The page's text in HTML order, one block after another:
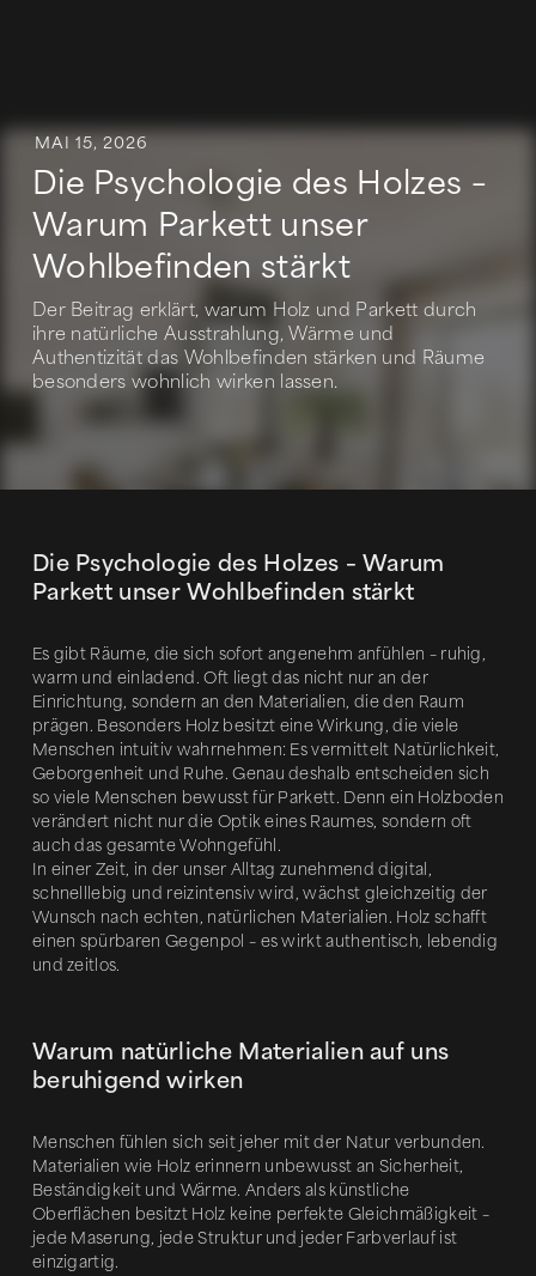
MAI 15, 2026
Die Psychologie des Holzes –
Warum Parkett unser
Wohlbefinden stärkt
Der Beitrag erklärt, warum Holz und Parkett durch
ihre natürliche Ausstrahlung, Wärme und
Authentizität das Wohlbefinden stärken und Räume
besonders wohnlich wirken lassen.
Die Psychologie des Holzes – Warum
Parkett unser Wohlbefinden stärkt
Es gibt Räume, die sich sofort angenehm anfühlen – ruhig,
warm und einladend. Oft liegt das nicht nur an der
Einrichtung, sondern an den Materialien, die den Raum
prägen. Besonders Holz besitzt eine Wirkung, die viele
Menschen intuitiv wahrnehmen: Es vermittelt Natürlichkeit,
Geborgenheit und Ruhe. Genau deshalb entscheiden sich
so viele Menschen bewusst für Parkett. Denn ein Holzboden
verändert nicht nur die Optik eines Raumes, sondern oft
auch das gesamte Wohngefühl.
In einer Zeit, in der unser Alltag zunehmend digital,
schnelllebig und reizintensiv wird, wächst gleichzeitig der
Wunsch nach echten, natürlichen Materialien. Holz schafft
einen spürbaren Gegenpol – es wirkt authentisch, lebendig
und zeitlos.
Warum natürliche Materialien auf uns
beruhigend wirken
Menschen fühlen sich seit jeher mit der Natur verbunden.
Materialien wie Holz erinnern unbewusst an Sicherheit,
Beständigkeit und Wärme. Anders als künstliche
Oberflächen besitzt Holz keine perfekte Gleichmäßigkeit –
jede Maserung, jede Struktur und jeder Farbverlauf ist
einzigartig.